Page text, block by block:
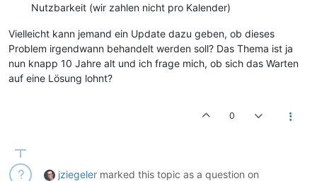
Nutzbarkeit (wir zahlen nicht pro Kalender)
Vielleicht kann jemand ein Update dazu geben, ob dieses
Problem irgendwann behandelt werden soll? Das Thema ist ja
nun knapp 10 Jahre alt und ich frage mich, ob sich das Warten
auf eine Lösung lohnt?
0
jziegeler marked this topic as a question on